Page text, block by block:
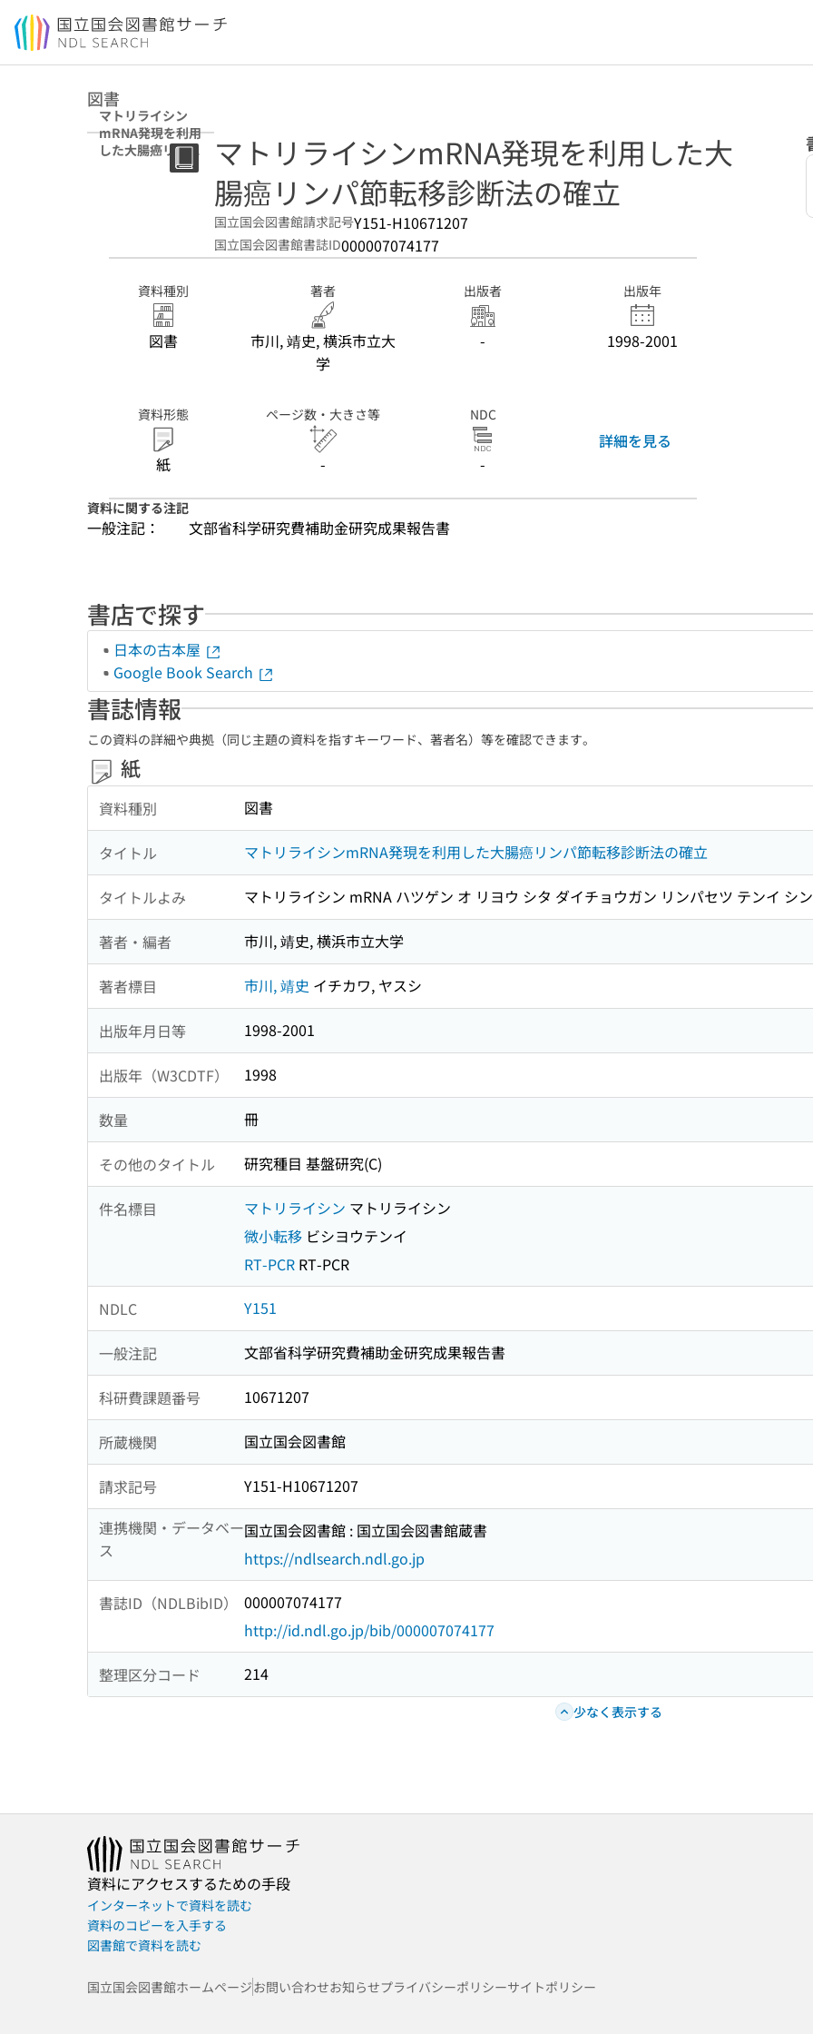
本文へ移動
図書
マトリライシン
mRNA発現を利用
した大腸癌リンパ
節転移診断法の確
マトリライシンmRNA発現を利用した大
腸癌リンパ節転移診断法の確立
国立国会図書館請求記号Y151-H10671207
国立国会図書館書誌ID000007074177
資料種別
図書
著者
市川, 靖史, 横浜市立大
学
出版者
-
出版年
1998-2001
資料形態
紙
ページ数・大きさ等
-
NDC
-
詳細を見る
資料に関する注記
一般注記： 文部省科学研究費補助金研究成果報告書
書店で探す
日本の古本屋
Google Book Search
書誌情報
この資料の詳細や典拠（同じ主題の資料を指すキーワード、著者名）等を確認できます。
紙
資料種別 図書
タイトル マトリライシンmRNA発現を利用した大腸癌リンパ節転移診断法の確立
タイトルよみ マトリライシン mRNA ハツゲン オ リヨウ シタ ダイチョウガン リンパセツ テンイ シ
著者・編者 市川, 靖史, 横浜市立大学
著者標目 市川, 靖史 イチカワ, ヤスシ
出版年月日等 1998-2001
出版年（W3CDTF） 1998
数量 冊
その他のタイトル 研究種目 基盤研究(C)
件名標目 マトリライシン マトリライシン
微小転移 ビシヨウテンイ
RT-PCR RT-PCR
NDLC Y151
一般注記 文部省科学研究費補助金研究成果報告書
科研費課題番号 10671207
所蔵機関 国立国会図書館
請求記号
Y151-H10671207
連携機関・データベー
ス
国立国会図書館 : 国立国会図書館蔵書
https://ndlsearch.ndl.go.jp
書誌ID（NDLBibID）
000007074177
http://id.ndl.go.jp/bib/000007074177
整理区分コード 214
少なく表示する
資料にアクセスするための手段
インターネットで資料を読む
資料のコピーを入手する
図書館で資料を読む
国立国会図書館ホームページお問い合わせお知らせプライバシーポリシーサイトポリシー